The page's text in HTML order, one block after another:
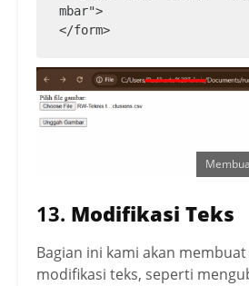
mbar">
</form>
13. Modifikasi Teks
Bagian ini kami akan
modifikasi teks, seperti